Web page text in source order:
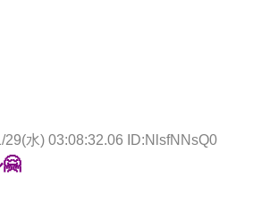
29(水) 03:08:32.06 ID:NlsfNNsQ0